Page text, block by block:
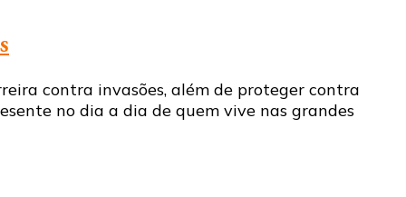
contra invasões, além de proteger contra
no dia a dia de quem vive nas grandes